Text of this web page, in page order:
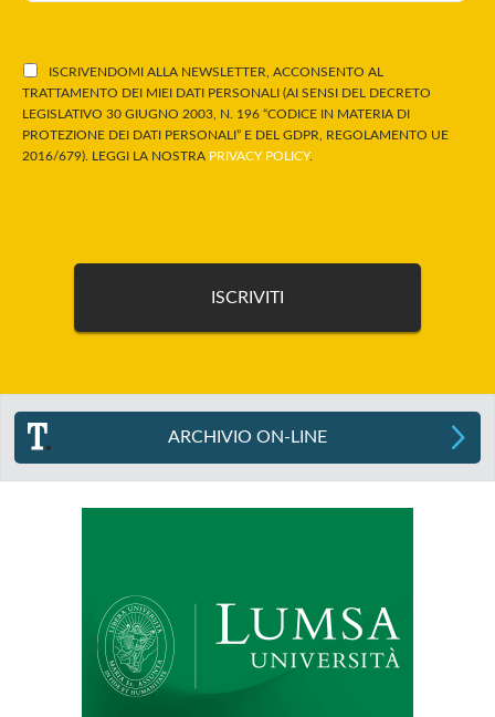
ISCRIVENDOMI ALLA NEWSLETTER, ACCONSENTO AL
TRATTAMENTO DEI MIEI DATI PERSONALI (AI SENSI DEL DECRETO
LEGISLATIVO 30 GIUGNO 2003, N. 196 “CODICE IN MATERIA DI
PROTEZIONE DEI DATI PERSONALI” E DEL GDPR, REGOLAMENTO UE
2016/679). LEGGI LA NOSTRA PRIVACY POLICY.
ARCHIVIO ON-LINE